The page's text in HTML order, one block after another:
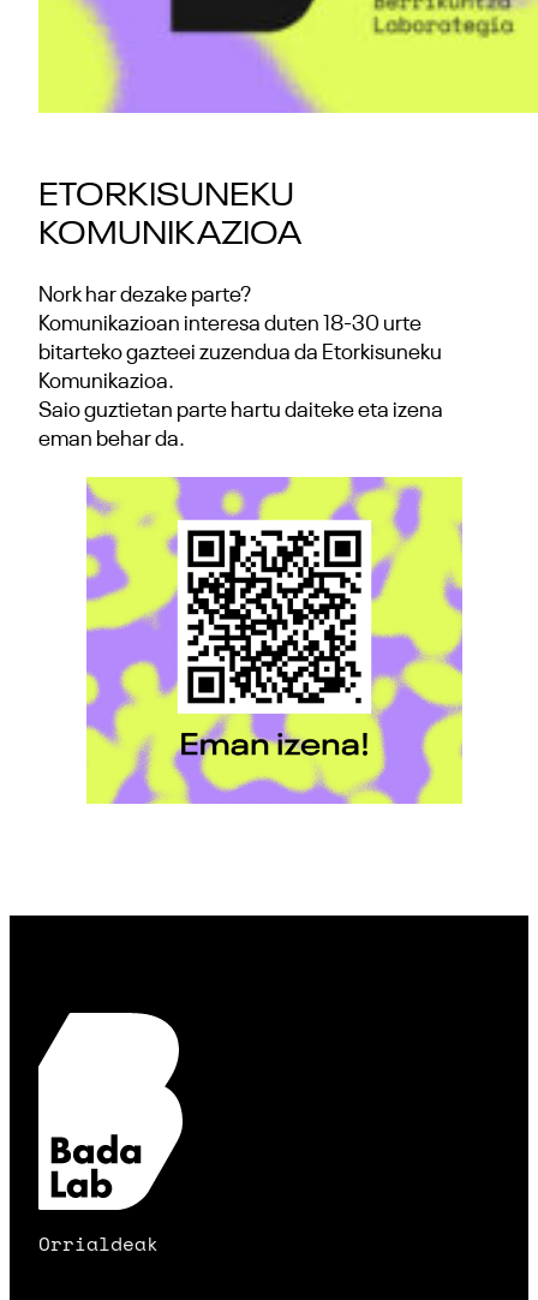
ETORKISUNEKU
KOMUNIKAZIOA
Nork har dezake parte?
Komunikazioan interesa duten 18-30 urte
bitarteko gazteei zuzendua da Etorkisuneku
Komunikazioa.
Saio guztietan parte hartu daiteke eta izena
eman behar da.
Orrialdeak